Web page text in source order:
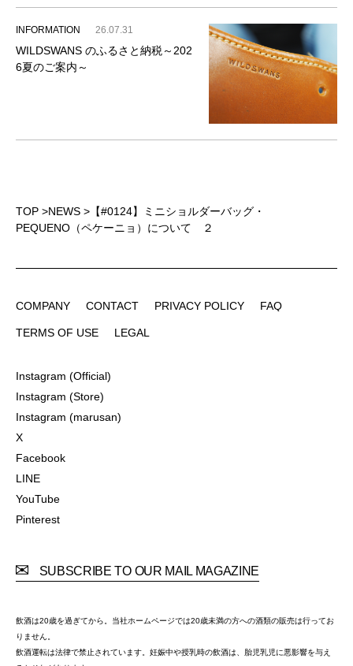
INFORMATION 26.07.31
WILDSWANS のふるさと納税～202
6夏のご案内～
TOP >NEWS > 【#0124】ミニショルダーバッグ・
PEQUENO（ペケーニョ）について ２
COMPANY
CONTACT
PRIVACY POLICY
FAQ
TERMS OF USE
LEGAL
Instagram (Official)
Instagram (Store)
Instagram (marusan)
X
Facebook
LINE
YouTube
Pinterest
SUBSCRIBE TO OUR MAIL MAGAZINE
飲酒は20歳を過ぎてから。当社ホームページでは20歳未満の方への酒類の販売は行ってお
りません。
飲酒運転は法律で禁止されています。妊娠中や授乳時の飲酒は、胎児乳児に悪影響を与え